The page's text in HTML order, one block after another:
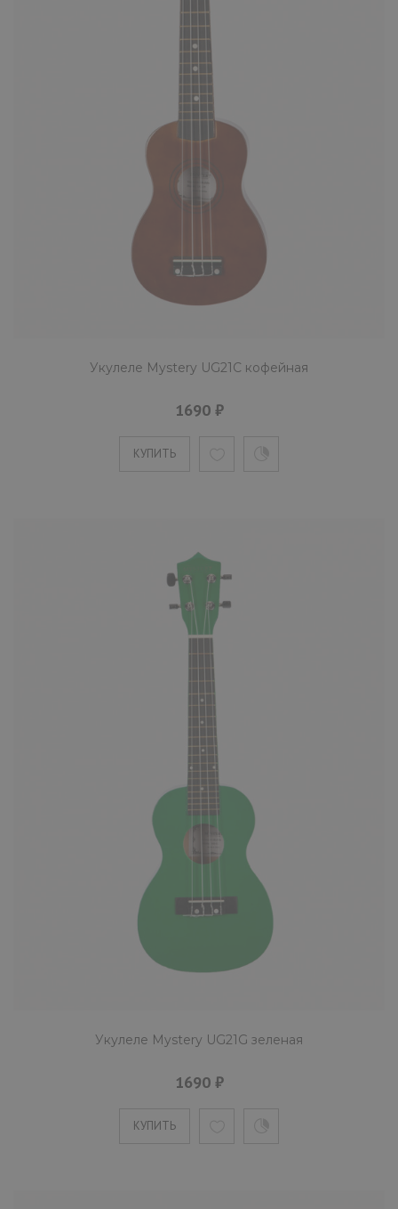
КУПИТЬ
Укулеле Mystery UG21S голубая
Mystery UG21S сопрано-укулеле приятного
устанавливаются нейлоновые ст..
Укулеле Mystery UG21W белая
1690 ₽
нейлоновые струны, причем ..
КУПИТЬ
Укулеле Mystery UG21Y желтая
1690 ₽
Mystery UG21Y сопрано-укулеле желтого
липы. Бридж инс..
КУПИТЬ
Mystery UG23BK укулеле размера концерт.
Бридж укулеле сд..
Укулеле Mystery UG21C кофейная
1690 ₽
КУПИТЬ
Укулеле Mystery UG21G зеленая
1690 ₽
КУПИТЬ